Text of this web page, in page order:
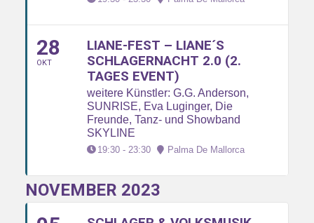
28
OKT
LIANE-FEST – LIANE´S
SCHLAGERNACHT 2.0 (2.
TAGES EVENT)
weitere Künstler: G.G. Anderson,
SUNRISE, Eva Luginger, Die
Freunde, Tanz- und Showband
SKYLINE
19:30 - 23:30 Palma De Mallorca
NOVEMBER 2023